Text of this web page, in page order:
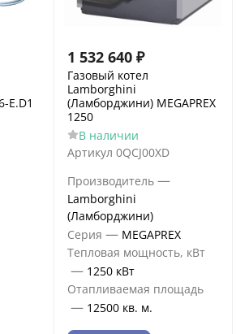
E.D1
1 532 640 ₽
Газовый котел
Lamborghini
(Ламборджини) MEGAPREX
1250
В наличии
Артикул 0QCJ00XD
Производитель —
Lamborghini
(Ламборджини)
Серия — MEGAPREX
Тепловая мощность, кВт
— 1250 кВт
Отапливаемая площадь
— 12500 кв. м.